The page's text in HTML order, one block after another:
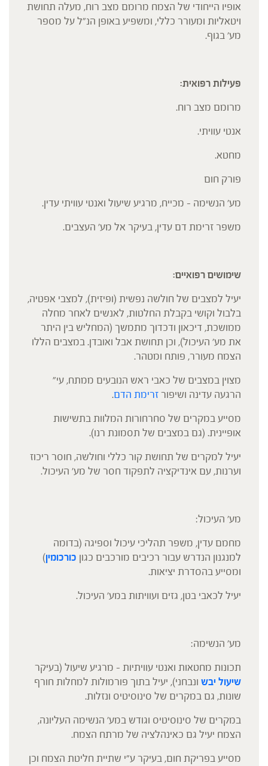
אופיו הייחודי של הצמח מרומם מצב רוח, מעלה תחושת
ויטאליות ומעורר כללי, ומשפיע באופן הנ"ל על מספר
מע' בגוף.
פעילות רפואית:
מרומם מצב רוח.
אנטי עוויתי.
מחטא.
פורק חום
מע' הנשימה – מכייח, מרגיע שיעול ואנטי עוויתי עדין.
משפר זרימת דם עדין, בעיקר אל מע' העצבים.
שימושים רפואיים:
יעיל למצבים של חולשה נפשית (ופיזית), למצבי אפטיה,
בלבול וקושי בקבלת החלטות, לאנשים לאחר מחלה
ממושכת, דיכאון ודכדוך מתמשך (המחליש בין היתר
את מע' העיכול), וכן תחושת אבל ואובדן. במצבים הללו
הצמח מעורר, פותח ומטהר.
מצוין במצבים של כאבי ראש הנובעים ממתח, עי"
הרגעה עדינה ושיפורזרימת הדם.
מסייע במקרים של סחרחורות המלוות בתשישות
אופיינית. (גם במצבים של תסמונת רנו).
יעיל למקרים של תחושת קור כללי וחולשה, חוסר ריכוז
וערנות, עם אינדיקציה לתפקוד חסר של מע' העיכול.
מע' העיכול:
מחמם עדין, משפר תהליכי עיכול וספיגה (בדומה
למנגנון הנדרש עבור רכיבים מורכבים כגון כורכומין)
ומסייע בהסדרת יציאות.
יעיל לכאבי בטן, גזים ועוויתות במע' העיכול.
מע' הנשימה:
תכונות מחטאות ואנטי עוויתיות – מרגיע שיעול (בעיקר
שיעול יבש ונבחני), יעיל בתוך פורמולות למחלות חורף
שונות, גם במקרים של סינוסיטיס ונזלות.
במקרים של סינוסיטיס וגודש במע' הנשימה העליונה,
הצמח יעיל גם כאינהלציה של מרתח הצמח.
מסייע בפריקת חום, בעיקר ע"י שתיית חליטת הצמח וכן